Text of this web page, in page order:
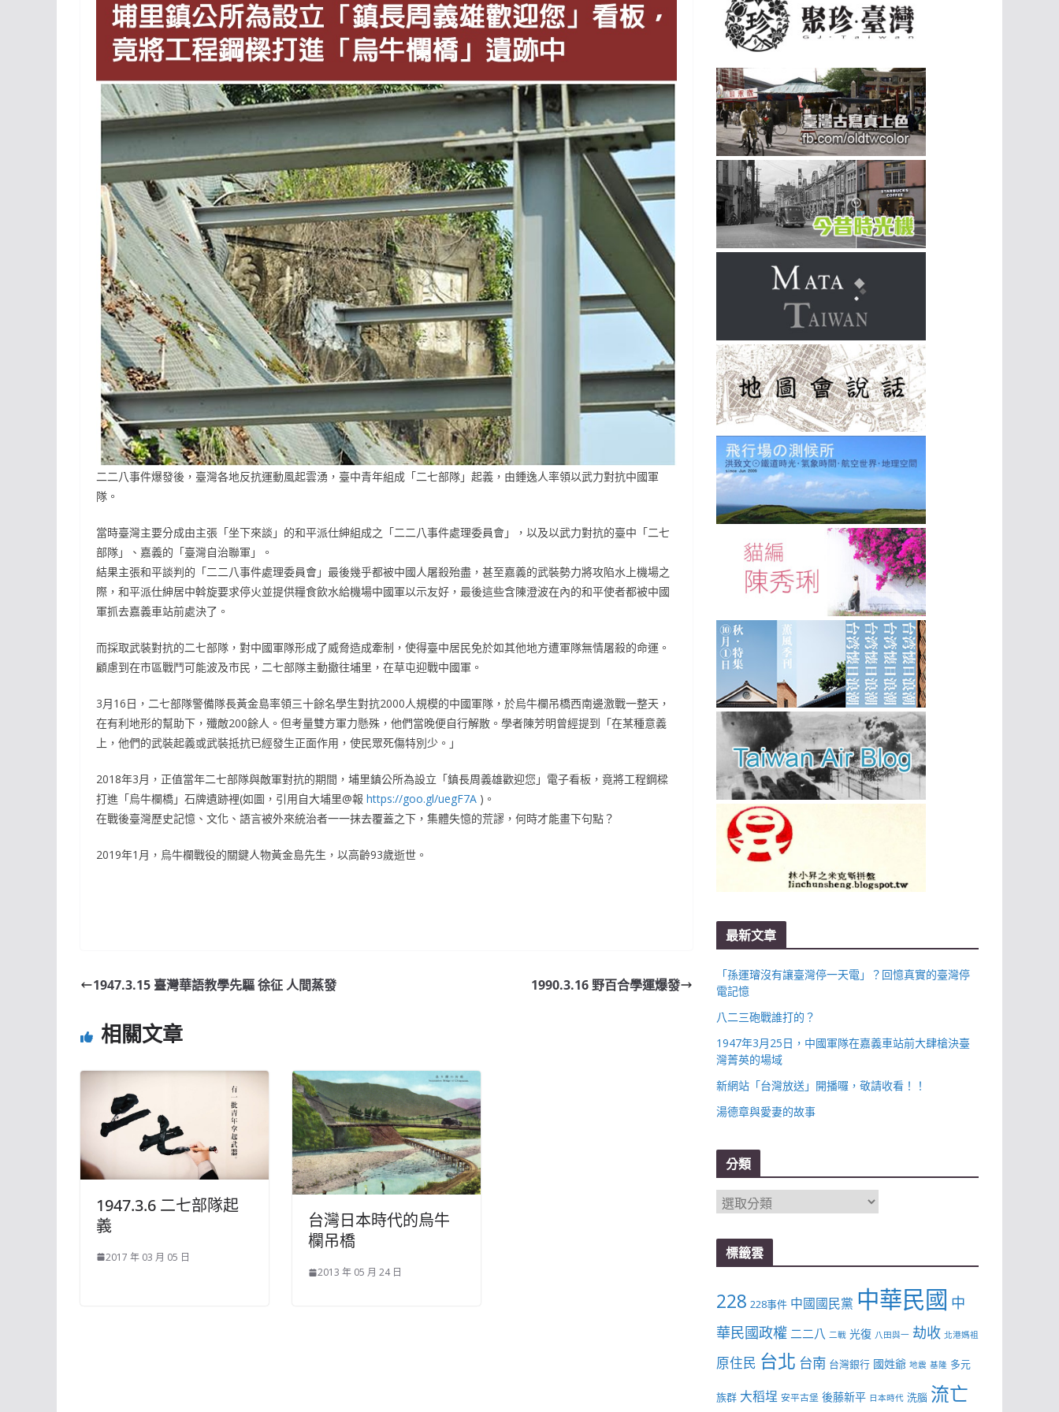
二二八事件爆發後，臺灣各地反抗運動風起雲湧，臺中青年組成「二七部隊」起義，由鍾逸人率領以武力對抗中國軍
隊。
當時臺灣主要分成由主張「坐下來談」的和平派仕紳組成之「二二八事件處理委員會」，以及以武力對抗的臺中「二七
部隊」、嘉義的「臺灣自治聯軍」。
結果主張和平談判的「二二八事件處理委員會」最後幾乎都被中國人屠殺殆盡，甚至嘉義的武裝勢力將攻陷水上機場之
際，和平派仕紳居中斡旋要求停火並提供糧食飲水給機場中國軍以示友好，最後這些含陳澄波在內的和平使者都被中國
軍抓去嘉義車站前處決了。
而採取武裝對抗的二七部隊，對中國軍隊形成了威脅造成牽制，使得臺中居民免於如其他地方遭軍隊無情屠殺的命運。
顧慮到在市區戰鬥可能波及市民，二七部隊主動撤往埔里，在草屯迎戰中國軍。
3月16日，二七部隊警備隊長黃金島率領三十餘名學生對抗2000人規模的中國軍隊，於烏牛欄吊橋西南邊激戰一整天，
在有利地形的幫助下，殲敵200餘人。但考量雙方軍力懸殊，他們當晚便自行解散。學者陳芳明曾經提到「在某種意義
上，他們的武裝起義或武裝抵抗已經發生正面作用，使民眾死傷特別少。」
2018年3月，正值當年二七部隊與敵軍對抗的期間，埔里鎮公所為設立「鎮長周義雄歡迎您」電子看板，竟將工程鋼樑
打進「烏牛欄橋」石牌遺跡裡(如圖，引用自大埔里@報 https://goo.gl/uegF7A )。
在戰後臺灣歷史記憶、文化、語言被外來統治者一一抹去覆蓋之下，集體失憶的荒謬，何時才能畫下句點？
2019年1月，烏牛欄戰役的關鍵人物黃金島先生，以高齡93歲逝世。
1947.3.15 臺灣華語教學先驅 徐征 人間蒸發 1990.3.16 野百合學運爆發
相關文章
1947.3.6 二七部隊起
義
2017 年 03 月 05 日
台灣日本時代的烏牛
欄吊橋
2013 年 05 月 24 日
最新文章
「孫運璿沒有讓臺灣停一天電」？回憶真實的臺灣停
電記憶
八二三砲戰誰打的？
1947年3月25日，中國軍隊在嘉義車站前大肆槍決臺
灣菁英的場域
新網站「台灣放送」開播囉，敬請收看！！
湯德章與愛妻的故事
分類
分
類
標籤雲
228 228事件 中國國民黨 中華民國 中
華民國政權 二二八 二戰 光復 八田與一 劫收 北港媽祖
原住民 台北 台南 台灣銀行 國姓爺 地震 基隆 多元
族群 大稻埕 安平古堡 後藤新平 日本時代 洗腦 流亡